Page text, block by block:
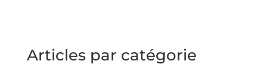
Articles par catégorie